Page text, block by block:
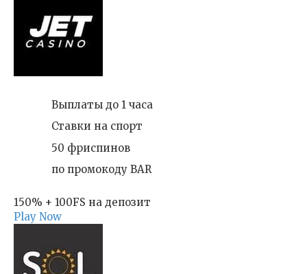
Выплаты до 1 часа
Ставки на спорт
50 фриспинов
по промокоду BAR
150% + 100FS на депозит
Play Now